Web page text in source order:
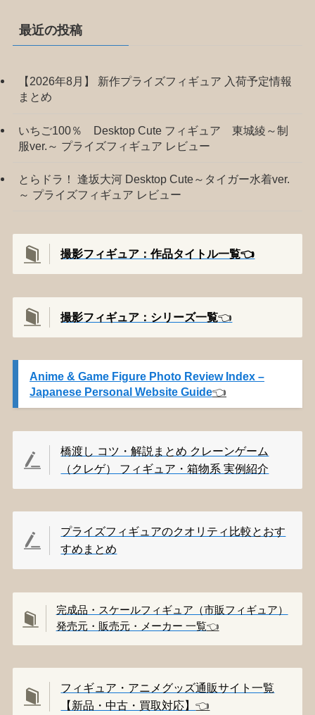
最近の投稿
【2026年8月】 新作プライズフィギュア 入荷予定情報
まとめ
いちご100％ Desktop Cute フィギュア 東城綾～制
服ver.～ プライズフィギュア レビュー
とらドラ！ 逢坂大河 Desktop Cute～タイガー水着ver.
～ プライズフィギュア レビュー
撮影フィギュア：作品タイトル一覧👈️
撮影フィギュア：シリーズ一覧👈️
Anime & Game Figure Photo Review Index –
Japanese Personal Website Guide👈️
橋渡し コツ・解説まとめ クレーンゲーム
（クレゲ） フィギュア・箱物系 実例紹介
プライズフィギュアのクオリティ比較とおす
すめまとめ
完成品・スケールフィギュア（市販フィギュア）
発売元・販売元・メーカー 一覧👈️
フィギュア・アニメグッズ通販サイト一覧
【新品・中古・買取対応】👈️